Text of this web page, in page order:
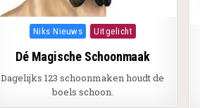
Posted in
Niks Nieuws Uitgelicht
Dé Magische Schoonmaak
Dagelijks 123 schoonmaken houdt de
boels schoon.